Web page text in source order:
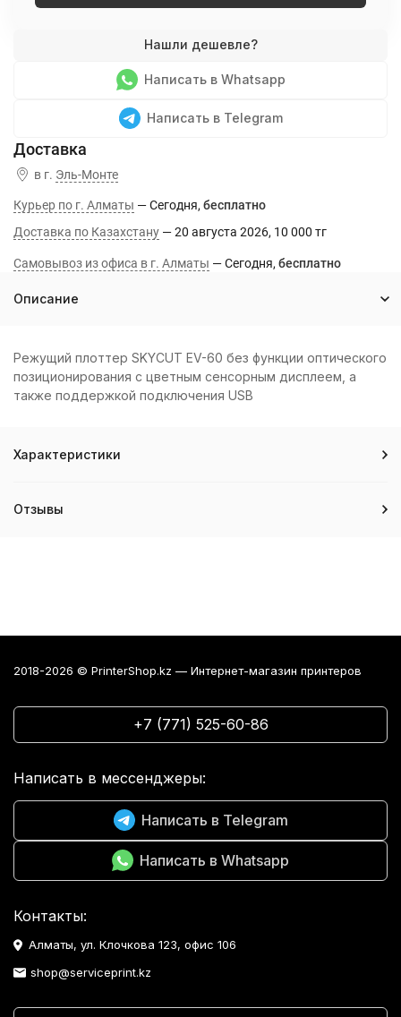
Написать в Whatsapp
Написать в Telegram
в г. Эль-Монте
Курьер по г. Алматы Сегодня
Бесплатно
Доставка по Казахстану
20 августа 2026 10 000 тг
Самовывоз из офиса в г. Алматы Сегодня Бесплатно
Описание
Режущий плоттер SKYCUT EV-60 без функции оптического
позиционирования с цветным сенсорным дисплеем, а
также поддержкой подключения USB
Характеристики
Отзывы
2018-2026 © PrinterShop.kz — Интернет-магазин принтеров
+7 (771) 525-60-86
Написать в мессенджеры:
Написать в Telegram
Написать в Whatsapp
Контакты:
Алматы, ул. Клочкова 123, офис 106
shop@serviceprint.kz